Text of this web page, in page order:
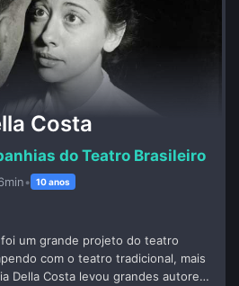
Costa
do Teatro Brasileiro
• 10 anos
foi um grande projeto do teatro
com o teatro tradicional, mais
Della Costa levou grandes autores